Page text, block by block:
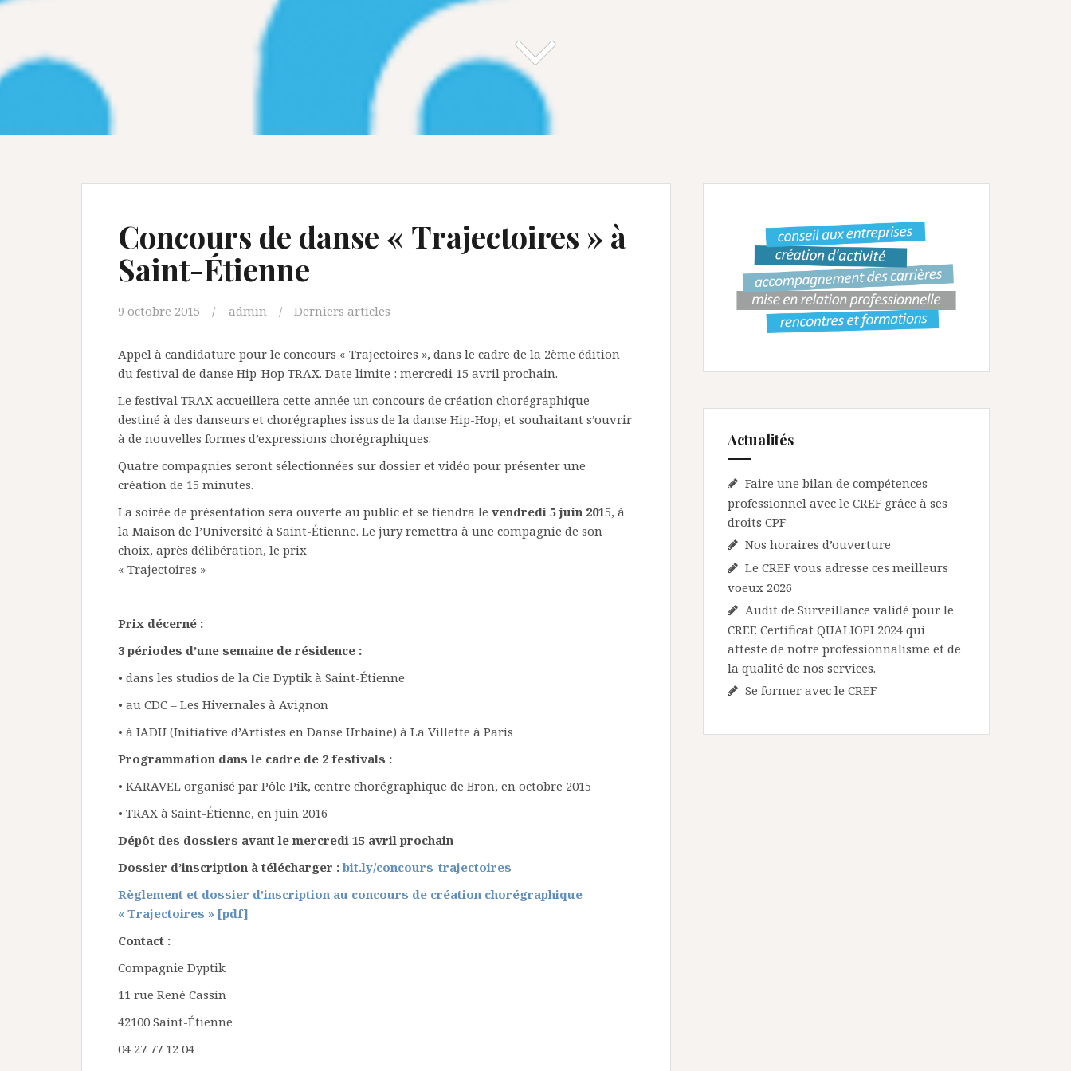
Concours de danse « Trajectoires » à
Saint-Étienne
9 octobre 2015 admin Derniers articles
Appel à candidature pour le concours « Trajectoires », dans le cadre de la 2ème édition
du festival de danse Hip-Hop TRAX. Date limite : mercredi 15 avril prochain.
Le festival TRAX accueillera cette année un concours de création chorégraphique
destiné à des danseurs et chorégraphes issus de la danse Hip-Hop, et souhaitant s’ouvrir
à de nouvelles formes d’expressions chorégraphiques.
Quatre compagnies seront sélectionnées sur dossier et vidéo pour présenter une
création de 15 minutes.
La soirée de présentation sera ouverte au public et se tiendra le vendredi 5 juin 2015, à
la Maison de l’Université à Saint-Étienne. Le jury remettra à une compagnie de son
choix, après délibération, le prix
« Trajectoires »
Prix décerné :
3 périodes d’une semaine de résidence :
• dans les studios de la Cie Dyptik à Saint-Étienne
• au CDC – Les Hivernales à Avignon
• à IADU (Initiative d’Artistes en Danse Urbaine) à La Villette à Paris
Programmation dans le cadre de 2 festivals :
• KARAVEL organisé par Pôle Pik, centre chorégraphique de Bron, en octobre 2015
• TRAX à Saint-Étienne, en juin 2016
Dépôt des dossiers avant le mercredi 15 avril prochain
Dossier d’inscription à télécharger :bit.ly/concours-trajectoires
Règlement et dossier d’inscription au concours de création chorégraphique
« Trajectoires » [pdf]
Contact :
Compagnie Dyptik
11 rue René Cassin
42100 Saint-Étienne
04 27 77 12 04
Actualités
Faire une bilan de compétences
professionnel avec le CREF grâce à ses
droits CPF
Nos horaires d’ouverture
Le CREF vous adresse ces meilleurs
voeux 2026
Audit de Surveillance validé pour le
CREF. Certificat QUALIOPI 2024 qui
atteste de notre professionnalisme et de
la qualité de nos services.
Se former avec le CREF